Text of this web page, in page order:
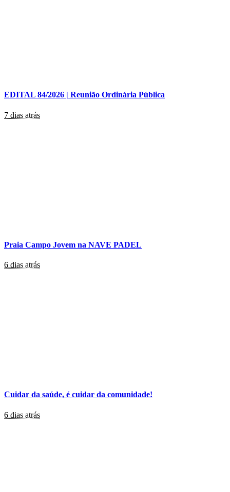
EDITAL 84/2026 | Reunião Ordinária Pública
7 dias atrás
Praia Campo Jovem na NAVE PADEL
6 dias atrás
Cuidar da saúde, é cuidar da comunidade!
6 dias atrás